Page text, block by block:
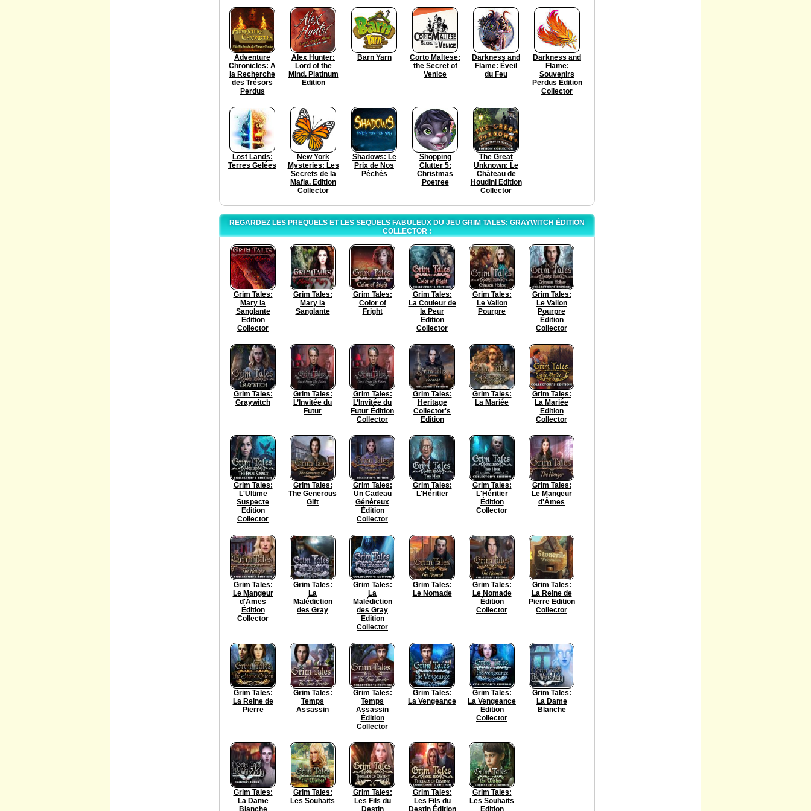
Adventure
Chronicles: A
la Recherche
des Trésors
Perdus
Alex Hunter:
Lord of the
Mind. Platinum
Edition
Barn Yarn
Corto Maltese:
the Secret of
Venice
Darkness and
Flame: Éveil
du Feu
Darkness and
Flame:
Souvenirs
Perdus Édition
Collector
Lost Lands:
Terres Gelées
New York
Mysteries: Les
Secrets de la
Mafia. Edition
Collector
Shadows: Le
Prix de Nos
Péchés
Shopping
Clutter 5:
Christmas
Poetree
The Great
Unknown: Le
Château de
Houdini Edition
Collector
REGARDEZ LES PREQUELS ET LES SEQUELS FABULEUX DU JEU GRIM TALES: GRAYWITCH ÉDITION
COLLECTOR :
Grim Tales:
Mary la
Sanglante
Edition
Collector
Grim Tales:
Mary la
Sanglante
Grim Tales:
Color of
Fright
Grim Tales:
La Couleur de
la Peur
Edition
Collector
Grim Tales:
Le Vallon
Pourpre
Grim Tales:
Le Vallon
Pourpre
Édition
Collector
Grim Tales:
Graywitch
Grim Tales:
L’Invitée du
Futur
Grim Tales:
L’Invitée du
Futur Édition
Collector
Grim Tales:
Heritage
Collector's
Edition
Grim Tales:
La Mariée
Grim Tales:
La Mariée
Edition
Collector
Grim Tales:
L'Ultime
Suspecte
Edition
Collector
Grim Tales:
The Generous
Gift
Grim Tales:
Un Cadeau
Généreux
Édition
Collector
Grim Tales:
L'Héritier
Grim Tales:
L'Héritier
Édition
Collector
Grim Tales:
Le Mangeur
d'Âmes
Grim Tales:
Le Mangeur
d'Âmes
Édition
Collector
Grim Tales:
La
Malédiction
des Gray
Grim Tales:
La
Malédiction
des Gray
Edition
Collector
Grim Tales:
Le Nomade
Grim Tales:
Le Nomade
Édition
Collector
Grim Tales:
La Reine de
Pierre Edition
Collector
Grim Tales:
La Reine de
Pierre
Grim Tales:
Temps
Assassin
Grim Tales:
Temps
Assassin
Édition
Collector
Grim Tales:
La Vengeance
Grim Tales:
La Vengeance
Edition
Collector
Grim Tales:
La Dame
Blanche
Grim Tales:
La Dame
Blanche
Grim Tales:
Les Souhaits
Grim Tales:
Les Fils du
Destin
Grim Tales:
Les Fils du
Destin Édition
Grim Tales:
Les Souhaits
Edition